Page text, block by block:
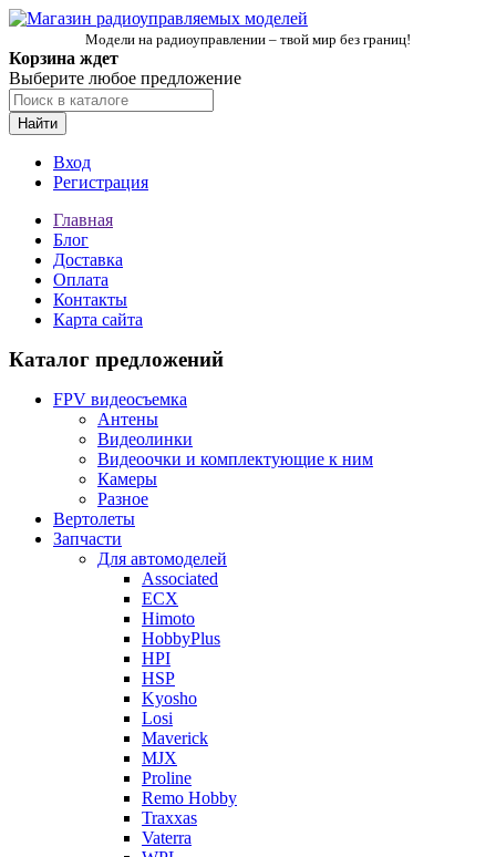
Модели на радиоуправлении – твой мир без границ!
Корзина ждет
Выберите любое предложение
Найти
Вход
Регистрация
Главная
Блог
Доставка
Оплата
Контакты
Карта сайта
Каталог предложений
FPV видеосъемка
Антены
Видеолинки
Видеоочки и комплектующие к ним
Камеры
Разное
Вертолеты
Запчасти
Для автомоделей
Associated
ECX
Himoto
HobbyPlus
HPI
HSP
Kyosho
Losi
Maverick
MJX
Proline
Remo Hobby
Traxxas
Vaterra